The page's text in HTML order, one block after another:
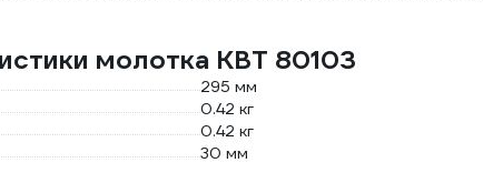
молотка КВТ 80103
295 мм
0.42 кг
0.42 кг
30 мм